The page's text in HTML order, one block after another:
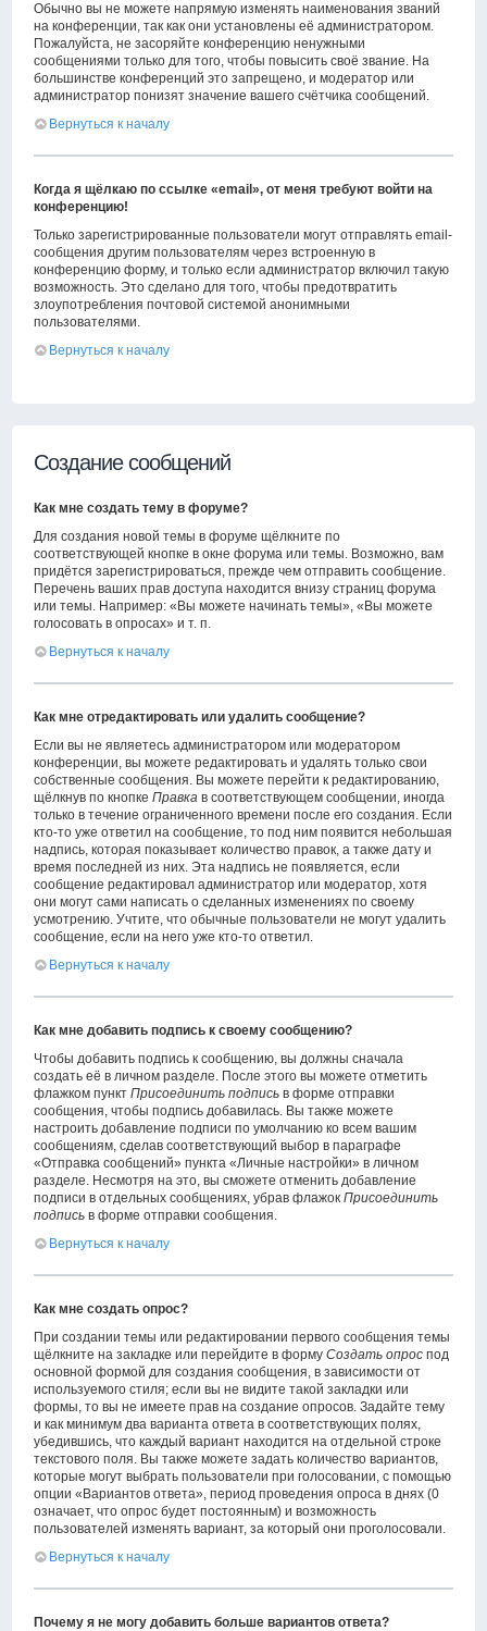
Обычно вы не можете напрямую изменять наименования званий
на конференции, так как они установлены её администратором.
Пожалуйста, не засоряйте конференцию ненужными
сообщениями только для того, чтобы повысить своё звание. На
большинстве конференций это запрещено, и модератор или
администратор понизят значение вашего счётчика сообщений.
Вернуться к началу
Когда я щёлкаю по ссылке «email», от меня требуют войти на
конференцию!
Только зарегистрированные пользователи могут отправлять email-
сообщения другим пользователям через встроенную в
конференцию форму, и только если администратор включил такую
возможность. Это сделано для того, чтобы предотвратить
злоупотребления почтовой системой анонимными
пользователями.
Вернуться к началу
Создание сообщений
Как мне создать тему в форуме?
Для создания новой темы в форуме щёлкните по
соответствующей кнопке в окне форума или темы. Возможно, вам
придётся зарегистрироваться, прежде чем отправить сообщение.
Перечень ваших прав доступа находится внизу страниц форума
или темы. Например: «Вы можете начинать темы», «Вы можете
голосовать в опросах» и т. п.
Вернуться к началу
Как мне отредактировать или удалить сообщение?
Если вы не являетесь администратором или модератором
конференции, вы можете редактировать и удалять только свои
собственные сообщения. Вы можете перейти к редактированию,
щёлкнув по кнопкеПравка в соответствующем сообщении, иногда
только в течение ограниченного времени после его создания. Если
кто-то уже ответил на сообщение, то под ним появится небольшая
надпись, которая показывает количество правок, а также дату и
время последней из них. Эта надпись не появляется, если
сообщение редактировал администратор или модератор, хотя
они могут сами написать о сделанных изменениях по своему
усмотрению. Учтите, что обычные пользователи не могут удалить
сообщение, если на него уже кто-то ответил.
Вернуться к началу
Как мне добавить подпись к своему сообщению?
Чтобы добавить подпись к сообщению, вы должны сначала
создать её в личном разделе. После этого вы можете отметить
флажком пунктПрисоединить подпись в форме отправки
сообщения, чтобы подпись добавилась. Вы также можете
настроить добавление подписи по умолчанию ко всем вашим
сообщениям, сделав соответствующий выбор в параграфе
«Отправка сообщений» пункта «Личные настройки» в личном
разделе. Несмотря на это, вы сможете отменить добавление
подписи в отдельных сообщениях, убрав флажокПрисоединить
подпись в форме отправки сообщения.
Вернуться к началу
Как мне создать опрос?
При создании темы или редактировании первого сообщения темы
щёлкните на закладке или перейдите в формуСоздать опрос под
основной формой для создания сообщения, в зависимости от
используемого стиля; если вы не видите такой закладки или
формы, то вы не имеете прав на создание опросов. Задайте тему
и как минимум два варианта ответа в соответствующих полях,
убедившись, что каждый вариант находится на отдельной строке
текстового поля. Вы также можете задать количество вариантов,
которые могут выбрать пользователи при голосовании, с помощью
опции «Вариантов ответа», период проведения опроса в днях (0
означает, что опрос будет постоянным) и возможность
пользователей изменять вариант, за который они проголосовали.
Вернуться к началу
Почему я не могу добавить больше вариантов ответа?